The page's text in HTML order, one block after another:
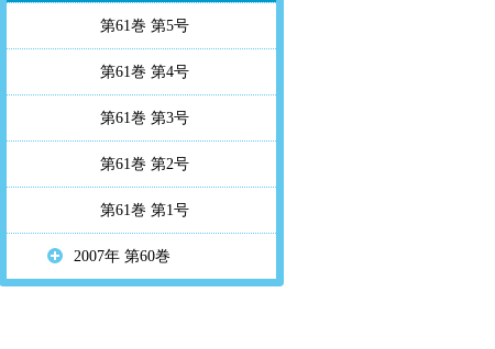
第61巻 第5号
第61巻 第4号
第61巻 第3号
第61巻 第2号
第61巻 第1号
2007年 第60巻